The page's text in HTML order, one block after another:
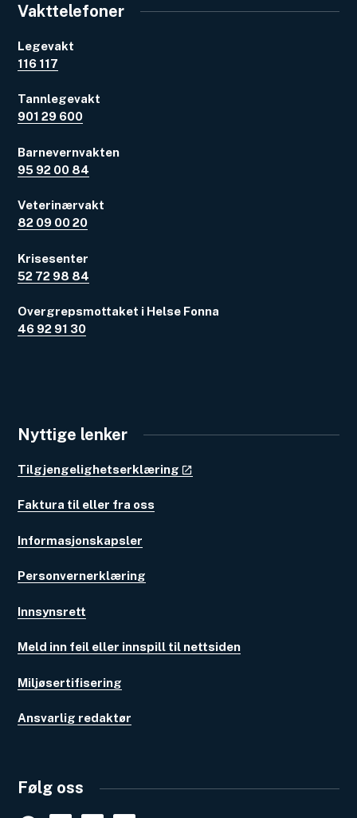
Vakttelefoner
Legevakt
116 117
Tannlegevakt
901 29 600
Barnevernvakten
95 92 00 84
Veterinærvakt
82 09 00 20
Krisesenter
52 72 98 84
Overgrepsmottaket i Helse Fonna
46 92 91 30
Nyttige lenker
Tilgjengelighetserklæring
Faktura til eller fra oss
Informasjonskapsler
Personvernerklæring
Innsynsrett
Meld inn feil eller innspill til nettsiden
Miljøsertifisering
Ansvarlig redaktør
Følg oss